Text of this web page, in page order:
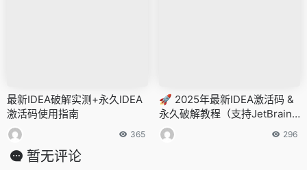
最新IDEA破解实测+永久IDEA
激活码使用指南
365
🚀 2025年最新IDEA激活码 &
永久破解教程（支持JetBrains
全家桶）
296
暂无评论